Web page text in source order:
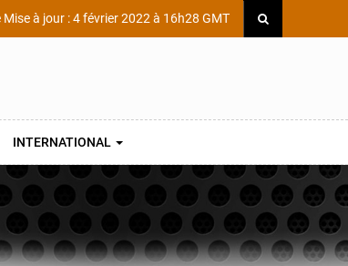
Mise à jour : 4 février 2022 à 16h28 GMT
INTERNATIONAL